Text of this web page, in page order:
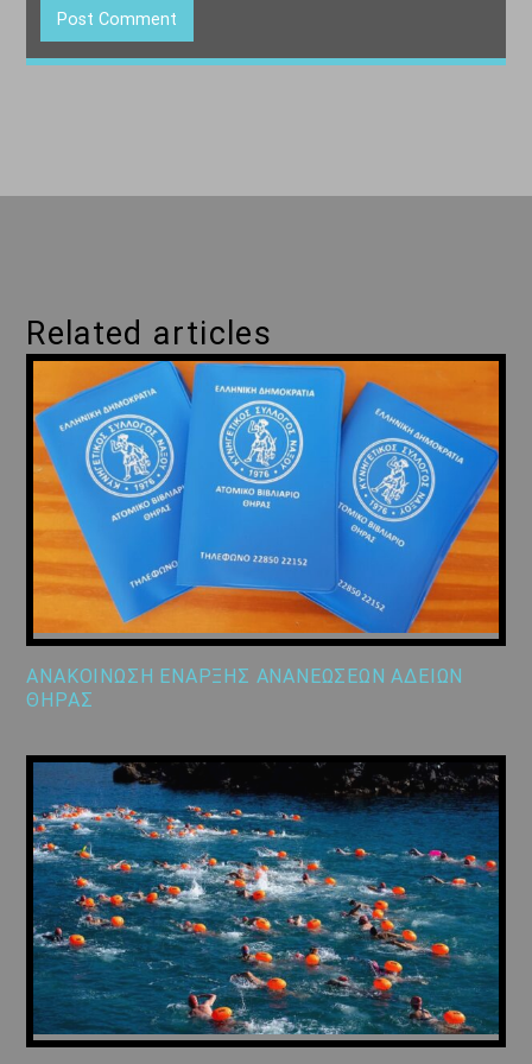
Related articles
ΑΝΑΚΟΙΝΩΣΗ ΕΝΑΡΞΗΣ ΑΝΑΝΕΩΣΕΩΝ ΑΔΕΙΩΝ
ΘΗΡΑΣ